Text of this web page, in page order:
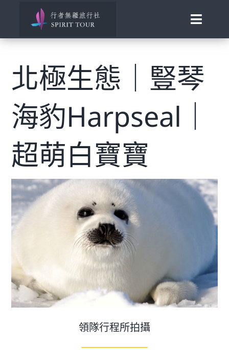
Toggle
旅行講座
發現南北極
百國慢遊
歐洲風華
助旅行
合作邀約
View
Image
北極生態｜豎琴
海豹Harpseal｜
超萌白寶寶
領隊行程所拍攝